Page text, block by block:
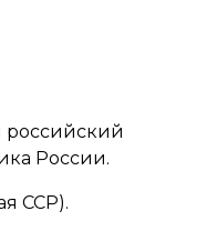
российский
России.
ССР).